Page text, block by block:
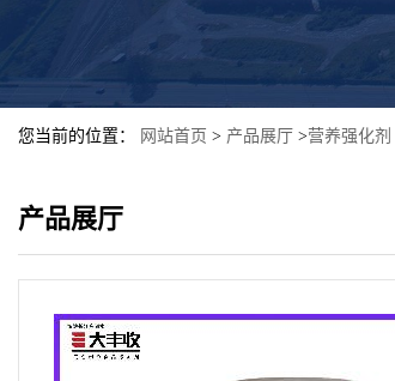
您当前的位置： 网站首页 > 产品展厅 >营养强化剂
产品展厅